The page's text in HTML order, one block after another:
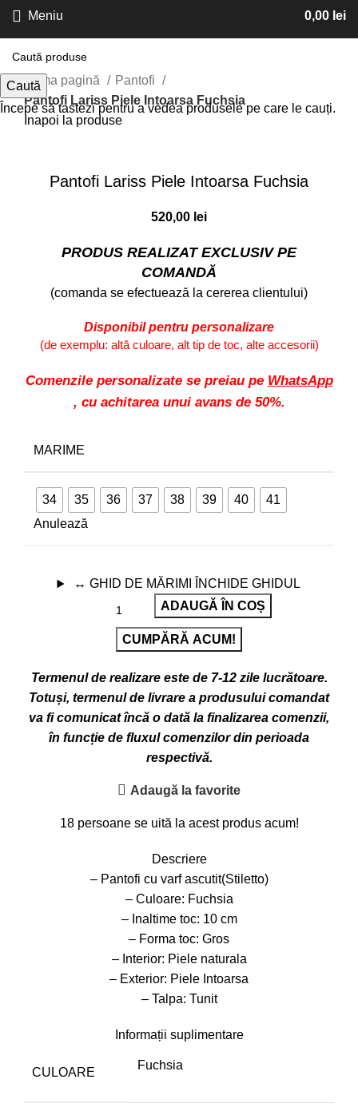
Meniu 0,00 lei
Prima pagină
Pantofi
Pantofi Lariss Piele Intoarsa Fuchsia
Inapoi la produse
Pantofi Lariss Piele Intoarsa Fuchsia
520,00 lei
PRODUS REALIZAT EXCLUSIV PE
COMANDĂ
(comanda se efectuează la cererea clientului)
Disponibil pentru personalizare
(de exemplu: altă culoare, alt tip de toc, alte accesorii)
Comenzile personalizate se preiau pe WhatsApp
, cu achitarea unui avans de 50%.
MARIME
34 35 36 37 38 39 40
41
Anulează
↔ GHID DE MĂRIMI
ÎNCHIDE GHIDUL
ADAUGĂ ÎN COȘ
CUMPĂRĂ ACUM!
Termenul de realizare este de 7-12 zile lucrătoare.
Totuși, termenul de livrare a produsului comandat
va fi comunicat încă o dată la finalizarea comenzii,
în funcție de fluxul comenzilor din perioada
respectivă.
Adaugă la favorite
18 persoane se uită la acest produs acum!
Descriere
– Pantofi cu varf ascutit(Stiletto)
– Culoare: Fuchsia
– Inaltime toc: 10 cm
– Forma toc: Gros
– Interior: Piele naturala
– Exterior: Piele Intoarsa
– Talpa: Tunit
Informații suplimentare
CULOARE
Fuchsia
Caută
Începe să tastezi pentru a vedea produsele pe care le cauți.